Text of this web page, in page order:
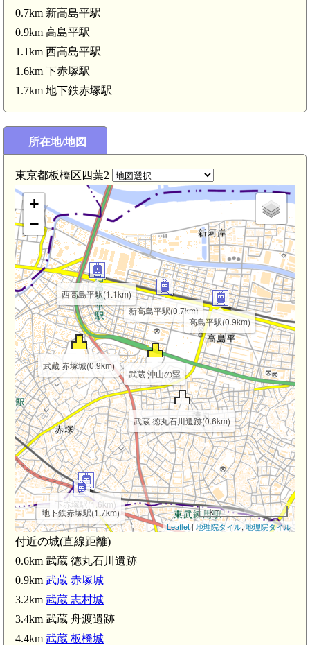
0.7km 新高島平駅
0.9km 高島平駅
1.1km 西高島平駅
1.6km 下赤塚駅
1.7km 地下鉄赤塚駅
所在地/地図
東京都板橋区四葉2
新高島平駅(0.7km)
高島平駅(0.9km)
西高島平駅(1.1km)
下赤塚駅(1.6km)
地下鉄赤塚駅(1.7km)
武蔵 沖山の塁
武蔵 徳丸石川遺跡(0.6km)
武蔵 赤塚城(0.9km)
+
−
1 km
Leaflet | 地理院タイル, 地理院タイル
付近の城(直線距離)
0.6km 武蔵 徳丸石川遺跡
0.9km 武蔵 赤塚城
3.2km 武蔵 志村城
3.4km 武蔵 舟渡遺跡
4.4km 武蔵 板橋城